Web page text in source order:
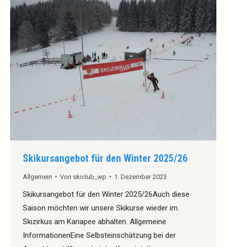
Skikursangebot für den Winter 2025/26
Allgemein Von skiclub_wp 1. Dezember 2023
Skikursangebot für den Winter 2025/26Auch diese
Saison möchten wir unsere Skikurse wieder im
Skizirkus am Kanapee abhalten. Allgemeine
InformationenEine Selbsteinschätzung bei der